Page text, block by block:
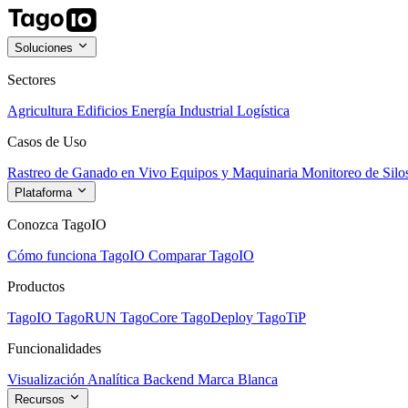
Soluciones
Sectores
Agricultura Edificios Energía Industrial Logística
Casos de Uso
Rastreo de Ganado en Vivo Equipos y Maquinaria Monitoreo de
Plataforma
Conozca TagoIO
Cómo funciona TagoIO Comparar TagoIO
Productos
TagoIO TagoRUN TagoCore TagoDeploy TagoTiP
Funcionalidades
Visualización Analítica Backend Marca Blanca
Recursos